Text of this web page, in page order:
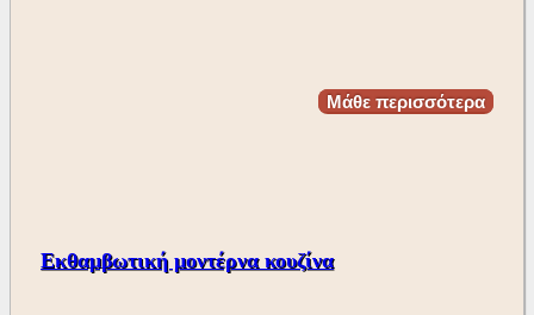
Μάθε περισσότερα
Εκθαμβωτική μοντέρνα κουζίνα